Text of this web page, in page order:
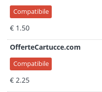
Compatibile
€ 1.50
OfferteCartucce.com
Compatibile
€ 2.25